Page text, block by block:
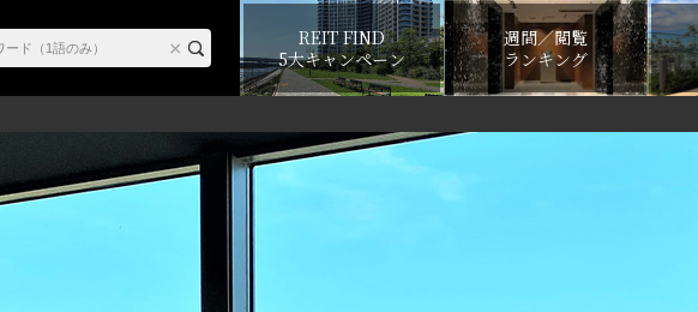
REIT FIND
5大キャンペーン
週間／閲覧
ランキング